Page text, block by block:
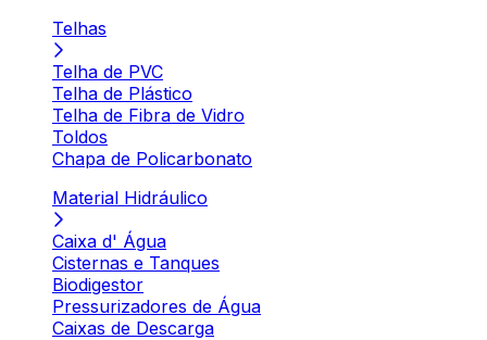
Telhas
Telha de PVC
Telha de Plástico
Telha de Fibra de Vidro
Toldos
Chapa de Policarbonato
Material Hidráulico
Caixa d' Água
Cisternas e Tanques
Biodigestor
Pressurizadores de Água
Caixas de Descarga